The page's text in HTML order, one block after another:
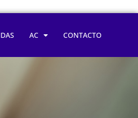
AC CONTACTO